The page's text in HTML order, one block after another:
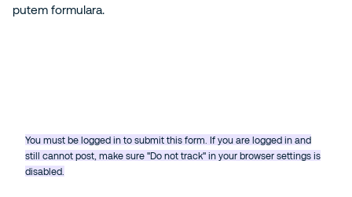
putem formulara.
You must be logged in to submit this form. If you are logged in and
still cannot post, make sure "Do not track" in your browser settings is
disabled.